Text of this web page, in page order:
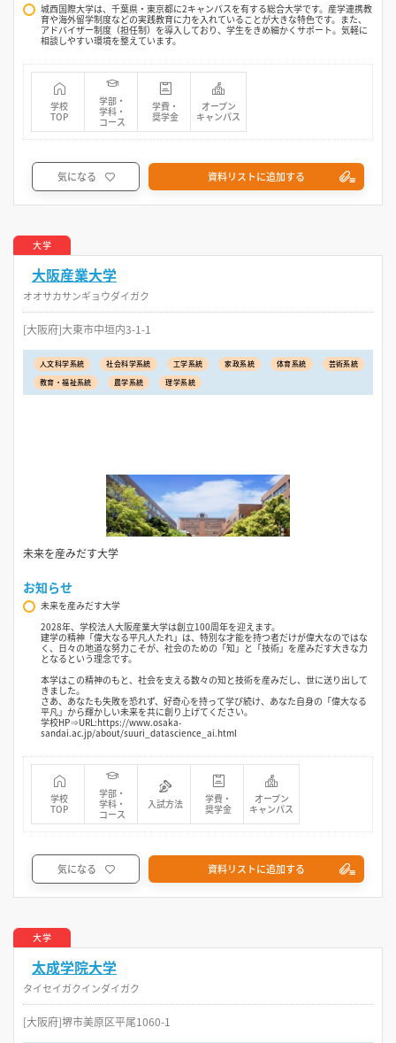
城西国際大学は、千葉県・東京都に2キャンパスを有する総合大学です。産学連携教
育や海外留学制度などの実践教育に力を入れていることが大きな特色です。また、
アドバイザー制度（担任制）を導入しており、学生をきめ細かくサポート。気軽に
相談しやすい環境を整えています。
学校
TOP
学部・
学科・
コース
学費・
奨学金
オープン
キャンパス
気になる 資料リストに追加する
大学
大阪産業大学
オオサカサンギョウダイガク
[大阪府]大東市中垣内3-1-1
人文科学系統 社会科学系統 工学系統 家政系統 体育系統
芸術系統
教育・福祉系統
農学系統 理学系統
未来を産みだす大学
お知らせ
未来を産みだす大学
2028年、学校法人大阪産業大学は創立100周年を迎えます。
建学の精神「偉大なる平凡人たれ」は、特別な才能を持つ者だけが偉大なのではな
く、日々の地道な努力こそが、社会のための「知」と「技術」を産みだす大きな力
となるという理念です。
本学はこの精神のもと、社会を支える数々の知と技術を産みだし、世に送り出して
きました。
さあ、あなたも失敗を恐れず、好奇心を持って学び続け、あなた自身の「偉大なる
平凡」から輝かしい未来を共に創り上げてください。
学校HP⇒URL:https://www.osaka-
sandai.ac.jp/about/suuri_datascience_ai.html
学校
TOP
学部・
学科・
コース
入試方法
学費・
奨学金
オープン
キャンパス
気になる 資料リストに追加する
大学
太成学院大学
タイセイガクインダイガク
[大阪府]堺市美原区平尾1060-1